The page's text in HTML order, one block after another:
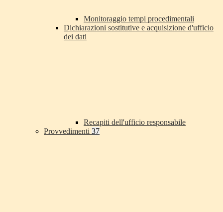
Monitoraggio tempi procedimentali
Dichiarazioni sostitutive e acquisizione d'ufficio
dei dati
Recapiti dell'ufficio responsabile
Provvedimenti 37